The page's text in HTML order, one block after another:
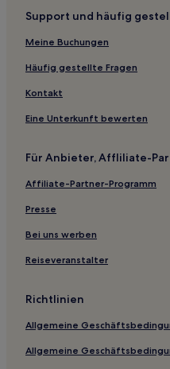
Hotels nahe Universität
Hotels nahe Mito City
Hotels nahe Gedenkhalle
Sashima Bezirk: Hotels
Hotels nahe Station Tsukuba
Hotels nahe Station
Hotels nahe Bahnhof Mito
Katamachi Hotels
Hotels mit Parkplatz in
Lgbtqia-Freundliche in Mito
Günstige in Tsukuba
3-Sterne-Hotels in Tsukuba
Support und häufig
Meine Buchungen
Häufig gestellte Fragen
Kontakt
Eine Unterkunft bewerten
Für Anbieter, Affliliate-
Affiliate-Partner-Programm
Presse
Bei uns werben
Reiseveranstalter
Richtlinien
Allgemeine
Allgemeine